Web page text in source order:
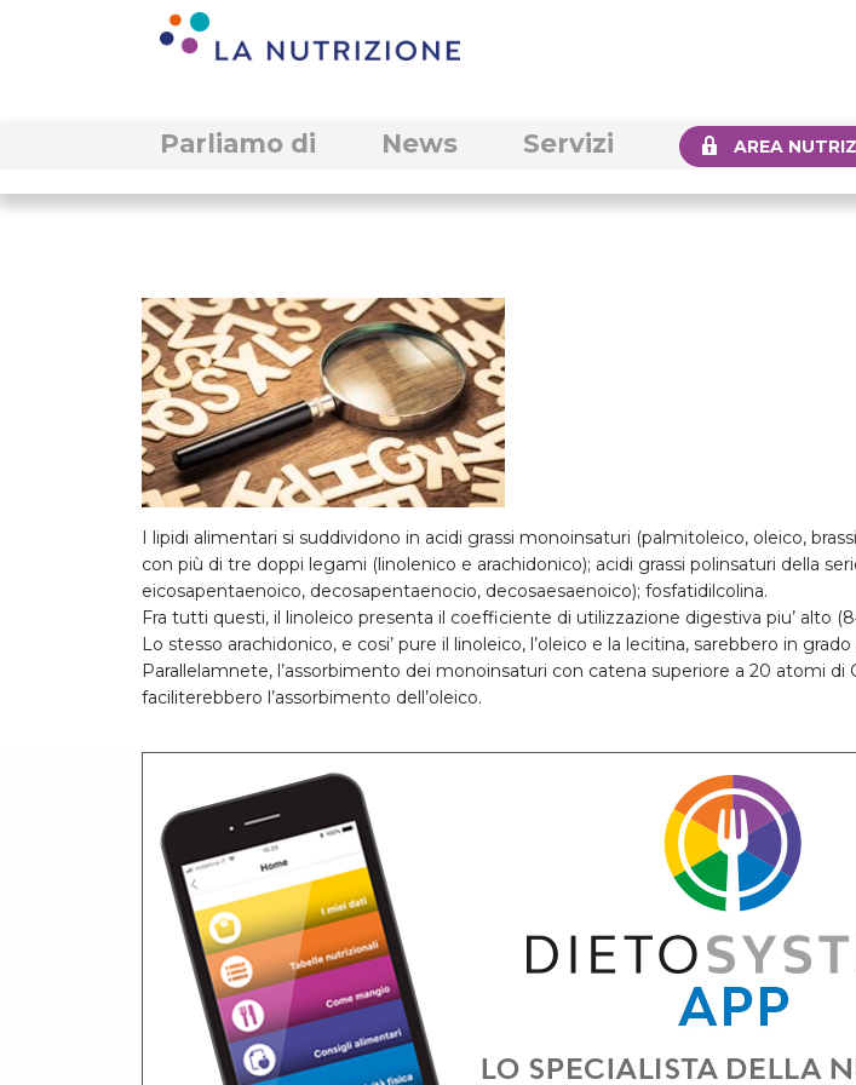
Parliamo di News Servizi AREA
I lipidi alimentari si suddividono in acidi grassi monoinsaturi (palmitoleico, oleico,
con più di tre doppi legami (linolenico e arachidonico); acidi grassi polinsaturi della
eicosapentaenoico, decosapentaenocio, decosaesaenoico); fosfatidilcolina.
Fra tutti questi, il linoleico presenta il coefficiente di utilizzazione digestiva piu’ alto
Lo stesso arachidonico, e cosi’ pure il linoleico, l’oleico e la lecitina, sarebbero in
Parallelamnete, l’assorbimento dei monoinsaturi con catena superiore a 20 atomi di
faciliterebbero l’assorbimento dell’oleico.